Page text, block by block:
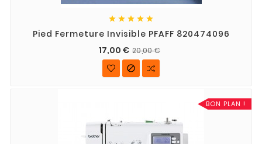
    
Pied Fermeture Invisible PFAFF 820474096
17,00 € 20,00 €

BON PLAN !